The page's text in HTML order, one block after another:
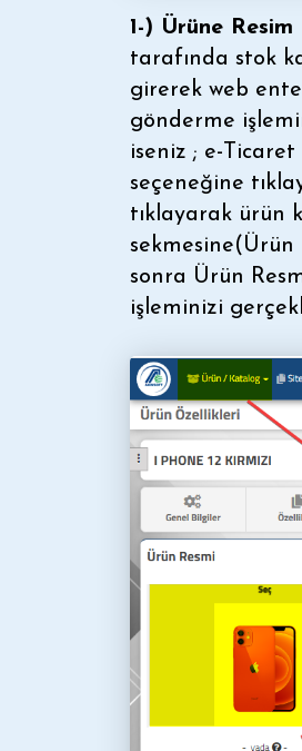
1-) Ürüne Resim
tarafında stok
girerek web
gönderme
iseniz ; e-
seçeneğine
tıklayarak ürün
sekmesine(Ürün
sonra Ürün
işleminizi